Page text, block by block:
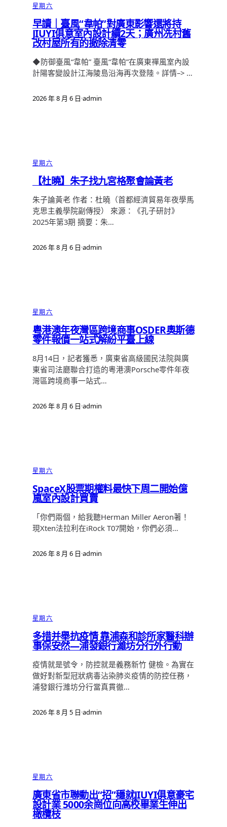
星期六
早讀｜臺風“韋帕”對廣東影響還將持
JIUYI俱意室內設計續2天；廣州冼村舊
改村屋所有的撤除清零
◆防御臺風“韋帕” 臺風“韋帕”在廣東禪風室內設
計陽客變設計江海陵島沿海再次登陸。詳情–> …
2026 年 8 月 6 日·admin
星期六
【杜曉】朱子找九宮格聚會論黃老
朱子論黃老 作者：杜曉（首都經濟貿易年夜學馬
克思主義學院副傳授） 來源：《孔子研討》
2025年第3期 摘要：朱…
2026 年 8 月 6 日·admin
星期六
粵港澳年夜灣區跨境商事OSDER奧斯德
零件報價一站式解紛平臺上線
8月14日，記者獲悉，廣東省高級國民法院與廣
東省司法廳聯合打造的粵港澳Porsche零件年夜
灣區跨境商事一站式…
2026 年 8 月 6 日·admin
星期六
SpaceX股票期權料最快下周二開始億
嵐室內設計買賣
「你們兩個，給我聽Herman Miller Aeron著！
現Xten法拉利在iRock T07開始，你們必須…
2026 年 8 月 6 日·admin
星期六
多措并舉抗疫情 靠浦森和診所家醫科辦
事保安然—浦發銀行濰坊分行外行動
疫情就是號令，防控就是義務新竹 健檢。為實在
做好對新型冠狀病毒沾染肺炎疫情的防控任務，
浦發銀行濰坊分行當真貫徹…
2026 年 8 月 5 日·admin
星期六
廣東省市聯動出“招”穩就JIUYI俱意豪宅
設計業 5000余崗位向高校畢業生伸出
橄欖枝